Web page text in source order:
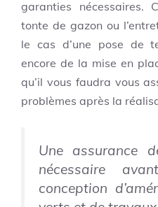
garanties nécessaires.
tonte de gazon ou
le cas d’une pose de
encore de la mise en
qu’il vous faudra vous
problèmes après la
Une assurance
nécessaire
conception